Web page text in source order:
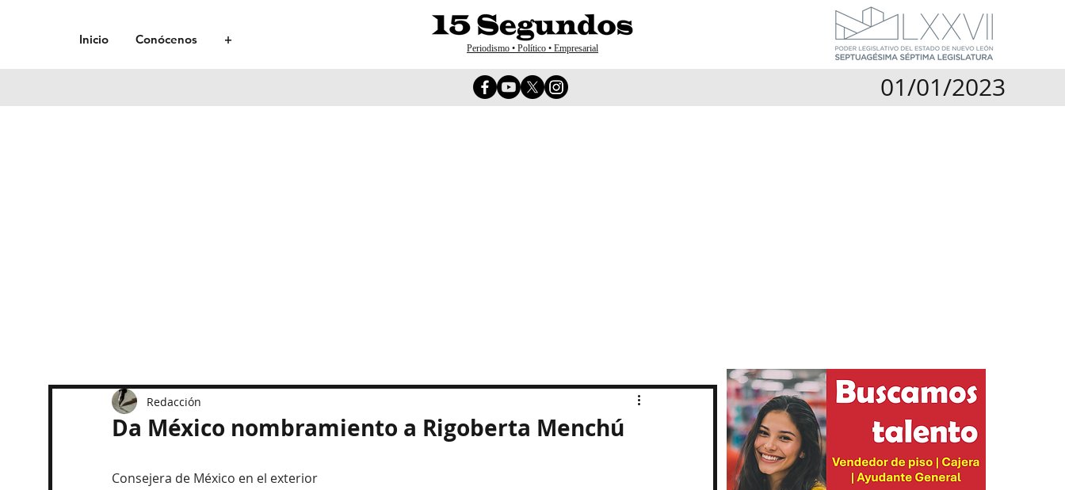
Inicio Conócenos +
Periodismo • Político • Empresarial
01/01/2023
Da México nombramiento a Rigoberta Menchú
Redacción
Consejera de México en el exterior